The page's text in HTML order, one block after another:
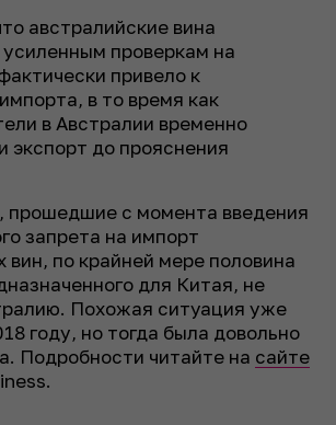
австралийские вина
проверкам на
привело к
в то время как
в Австралии временно
экспорт до прояснения
прошедшие с момента введения
запрета на импорт
вин, по крайней мере половина
для Китая, не
Похожая ситуация уже
году, но тогда была довольно
Подробности читайте на сайте